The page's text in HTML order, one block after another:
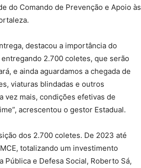
do Comando de Prevenção e Apoio às
destacou a importância do
2.700 coletes, que serão
e ainda aguardamos a chegada de
viaturas blindadas e outros
vez mais, condições efetivas de
acrescentou o gestor Estadual.
dos 2.700 coletes. De 2023 até
totalizando um investimento
Pública e Defesa Social, Roberto Sá,